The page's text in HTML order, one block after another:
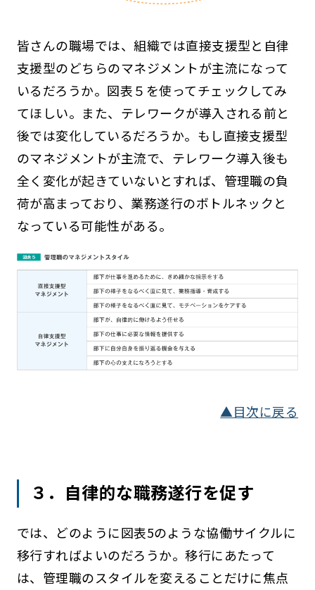
皆さんの職場では、組織では直接支援型と自律
支援型のどちらのマネジメントが主流になって
いるだろうか。図表５を使ってチェックしてみ
てほしい。また、テレワークが導入される前と
後では変化しているだろうか。もし直接支援型
のマネジメントが主流で、テレワーク導入後も
全く変化が起きていないとすれば、管理職の負
荷が高まっており、業務遂行のボトルネックと
なっている可能性がある。
▲目次に戻る
３．自律的な職務遂行を促す
では、どのように図表5のような協働サイクルに
移行すればよいのだろうか。移行にあたって
は、管理職のスタイルを変えることだけに焦点